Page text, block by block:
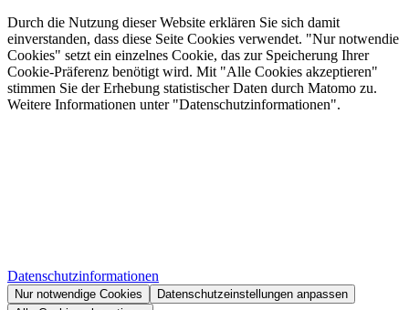
Durch die Nutzung dieser Website erklären Sie sich damit
einverstanden, dass diese Seite Cookies verwendet. "Nur notwendie
Cookies" setzt ein einzelnes Cookie, das zur Speicherung Ihrer
Cookie-Präferenz benötigt wird. Mit "Alle Cookies akzeptieren"
stimmen Sie der Erhebung statistischer Daten durch Matomo zu.
Weitere Informationen unter "Datenschutzinformationen".
Datenschutzinformationen
Nur notwendige Cookies
Datenschutzeinstellungen anpassen